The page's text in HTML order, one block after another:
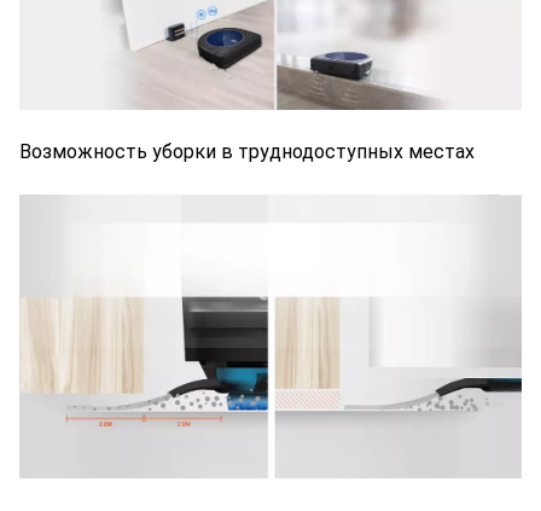
Возможность уборки в труднодоступных местах